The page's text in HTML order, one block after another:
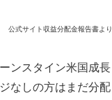
公式サイト収益分配金報告書より
ンスタイン米国成長
なしの方はまだ分配